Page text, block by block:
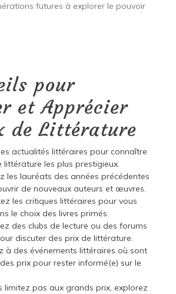
futures à explorer le pouvoir
pour
et Apprécier
de Littérature
actualités littéraires pour connaître
littérature les plus prestigieux.
les lauréats des années précédentes
de nouveaux auteurs et œuvres.
les critiques littéraires pour vous
le choix des livres primés.
des clubs de lecture ou des forums
discuter des prix de littérature.
à des événements littéraires où sont
prix pour rester informé(e) sur le
limitez pas aux grands prix, explorez